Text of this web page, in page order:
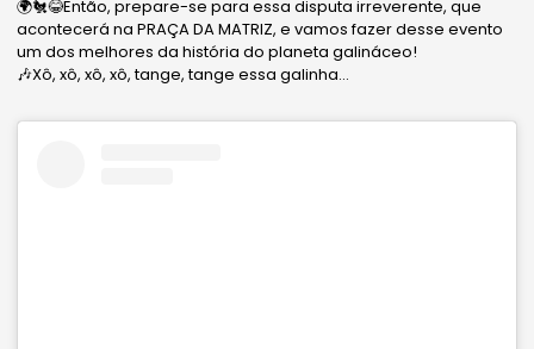
🌍🐔😂Então, prepare-se para essa disputa irreverente, que
acontecerá na PRAÇA DA MATRIZ, e vamos fazer desse evento
um dos melhores da história do planeta galináceo!
🎶Xô, xô, xô, xô, tange, tange essa galinha…